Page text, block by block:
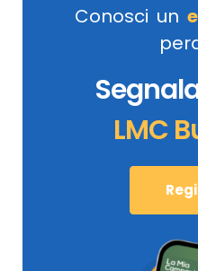
Conosci un
LMC